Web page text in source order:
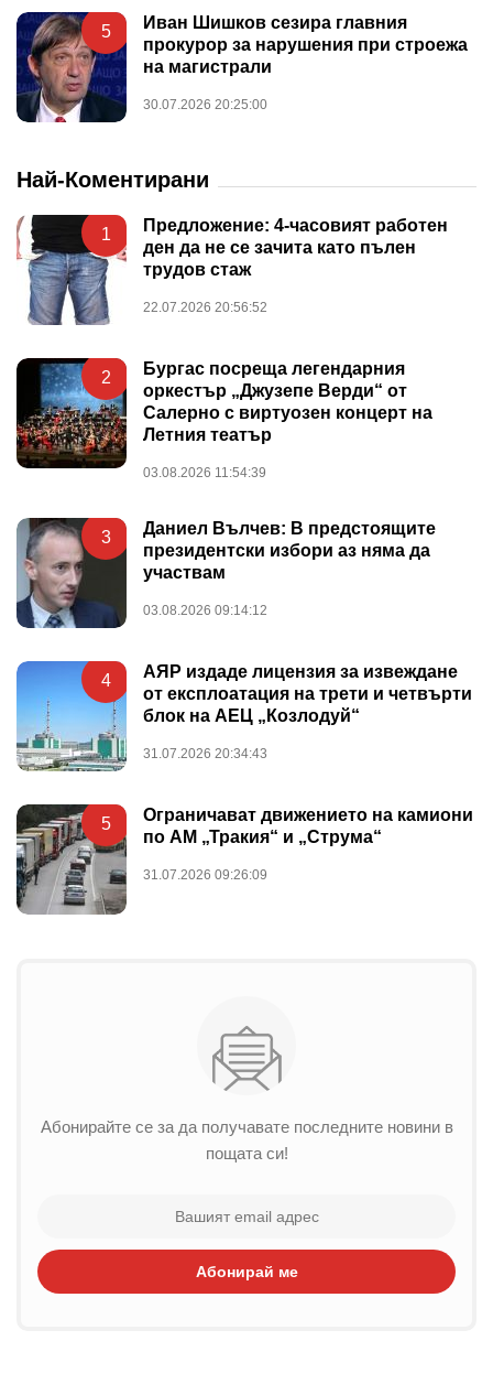
5
Иван Шишков сезира главния
прокурор за нарушения при строежа
на магистрали
30.07.2026 20:25:00
Най-Коментирани
1
Предложение: 4-часовият работен
ден да не се зачита като пълен
трудов стаж
22.07.2026 20:56:52
2
Бургас посреща легендарния
оркестър „Джузепе Верди“ от
Салерно с виртуозен концерт на
Летния театър
03.08.2026 11:54:39
3
Даниел Вълчев: В предстоящите
президентски избори аз няма да
участвам
03.08.2026 09:14:12
4
АЯР издаде лицензия за извеждане
от експлоатация на трети и четвърти
блок на АЕЦ „Козлодуй“
31.07.2026 20:34:43
5
Ограничават движението на камиони
по АМ „Тракия“ и „Струма“
31.07.2026 09:26:09
Абонирайте се за да получавате последните новини в
пощата си!
Абонирай ме